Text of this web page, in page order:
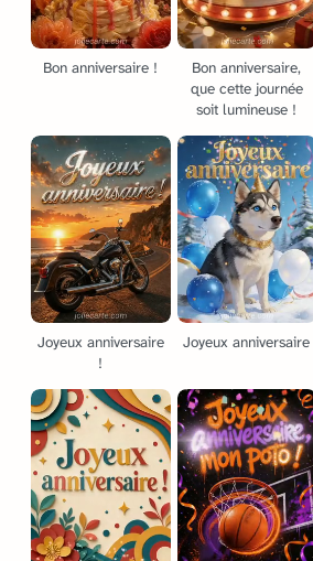
Bon anniversaire !
Bon anniversaire,
que cette journée
soit lumineuse !
Joyeux anniversaire
!
Joyeux anniversaire